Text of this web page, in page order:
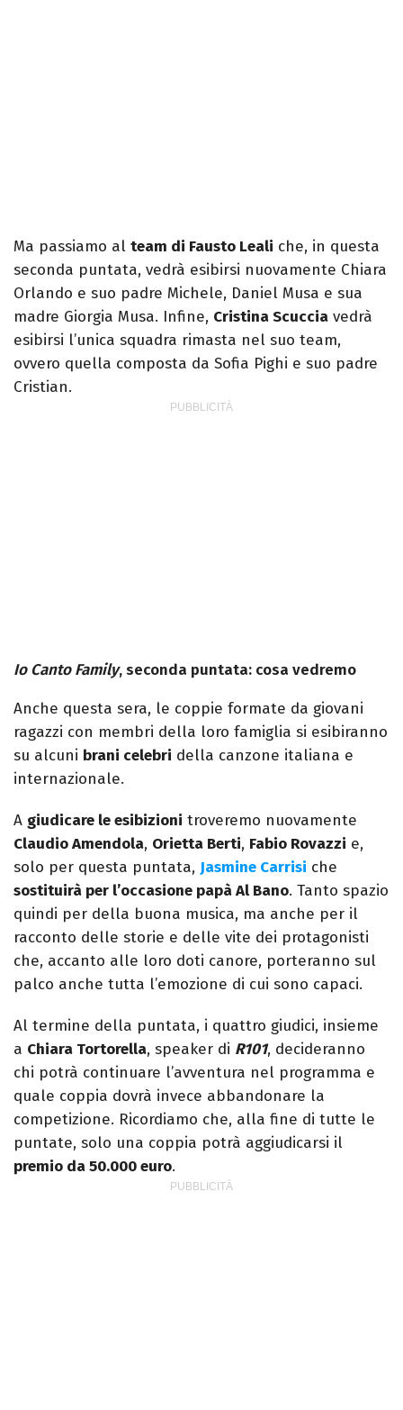
Ma passiamo al team di Fausto Leali che, in questa
seconda puntata, vedrà esibirsi nuovamente Chiara
Orlando e suo padre Michele, Daniel Musa e sua
madre Giorgia Musa. Infine, Cristina Scuccia vedrà
esibirsi l’unica squadra rimasta nel suo team,
ovvero quella composta da Sofia Pighi e suo padre
Cristian.
Io Canto Family, seconda puntata: cosa vedremo
Anche questa sera, le coppie formate da giovani
ragazzi con membri della loro famiglia si esibiranno
su alcuni brani celebri della canzone italiana e
internazionale.
A giudicare le esibizioni troveremo nuovamente
Claudio Amendola, Orietta Berti, Fabio Rovazzi e,
solo per questa puntata, Jasmine Carrisi che
sostituirà per l’occasione papà Al Bano. Tanto spazio
quindi per della buona musica, ma anche per il
racconto delle storie e delle vite dei protagonisti
che, accanto alle loro doti canore, porteranno sul
palco anche tutta l’emozione di cui sono capaci.
Al termine della puntata, i quattro giudici, insieme
a Chiara Tortorella, speaker di R101, decideranno
chi potrà continuare l’avventura nel programma e
quale coppia dovrà invece abbandonare la
competizione. Ricordiamo che, alla fine di tutte le
puntate, solo una coppia potrà aggiudicarsi il
premio da 50.000 euro.